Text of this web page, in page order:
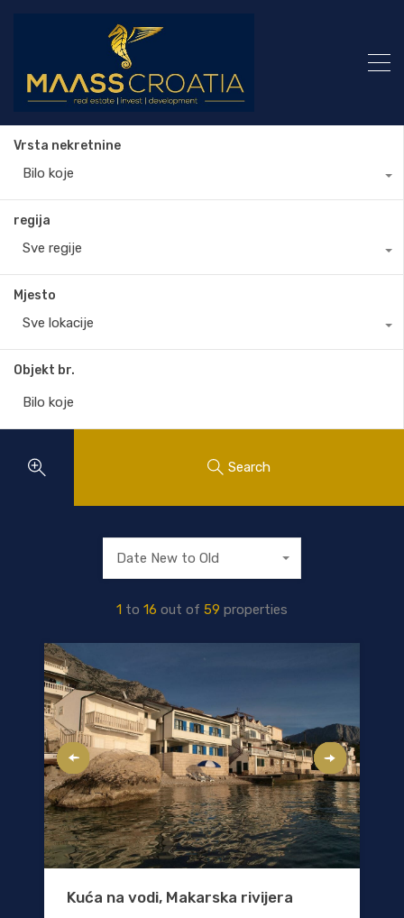
Vrsta nekretnine
Bilo koje
regija
Sve regije
Mjesto
Sve lokacije
Objekt br.
Search
1 to 16 out of 59 properties
Date New to Old
Kuća na vodi, Makarska rivijera